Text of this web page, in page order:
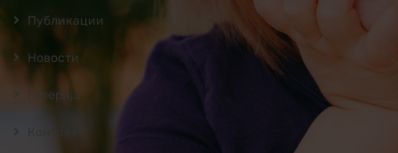
Публикации
Новости
Галерија